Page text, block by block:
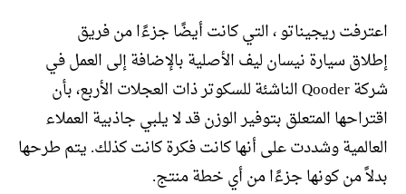
اعترفت ريجيناتو ، التي كانت أيضًا جزءًا من فريق
إطلاق سيارة نيسان ليف الأصلية بالإضافة إلى العمل في
شركة Qooder الناشئة للسكوتر ذات العجلات الأربع، بأن
اقتراحها المتعلق بتوفير الوزن قد لا يلبي جاذبية العملاء
العالمية وشددت على أنها كانت فكرة كانت كذلك. يتم طرحها
بدلاً من كونها جزءًا من أي خطة منتج.